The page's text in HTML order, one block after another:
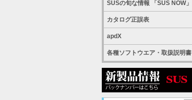
SUSの旬な情報 「SUS NOW」
カタログ正誤表
apdX
各種ソフトウエア・取扱説明書